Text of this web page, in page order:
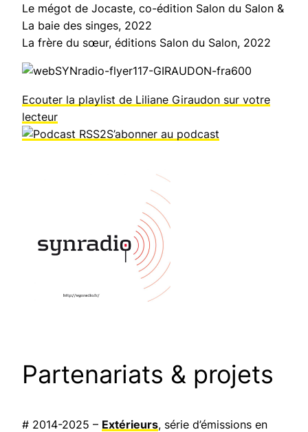
Le mégot de Jocaste, co-édition Salon du Salon &
La baie des singes, 2022
La frère du sœur, éditions Salon du Salon, 2022
Ecouter la playlist de Liliane Giraudon sur votre
lecteur
S’abonner au podcast
Partenariats & projets
# 2014-2025 – Extérieurs, série d’émissions en